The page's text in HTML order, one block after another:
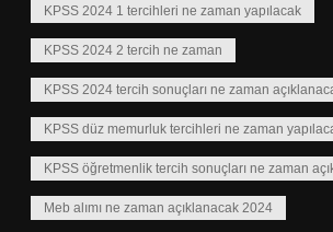
KPSS 2024 1 tercihleri ne zaman yapılacak
KPSS 2024 2 tercih ne zaman
KPSS 2024 tercih sonuçları ne zaman
KPSS düz memurluk tercihleri ne zaman
KPSS öğretmenlik tercih sonuçları ne zaman
Meb alımı ne zaman açıklanacak 2024